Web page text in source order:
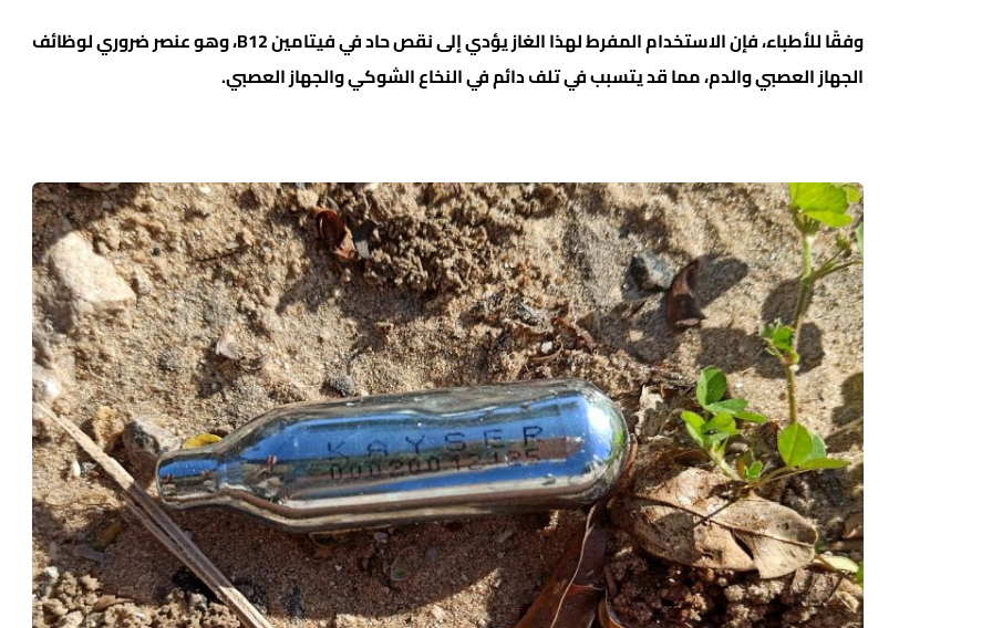
وفقًا للأطباء، فإن الاستخدام المفرط لهذا الغاز يؤدي إلى نقص حاد في فيتامين B12، وهو عنصر ضروري لوظائف
الجهاز العصبي والدم، مما قد يتسبب في تلف دائم في النخاع الشوكي والجهاز العصبي.